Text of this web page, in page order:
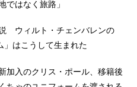
ではなく旅路」
ウィルト・チェンバレンの
」はこうして生まれた
加入のクリス・ポール、移籍後